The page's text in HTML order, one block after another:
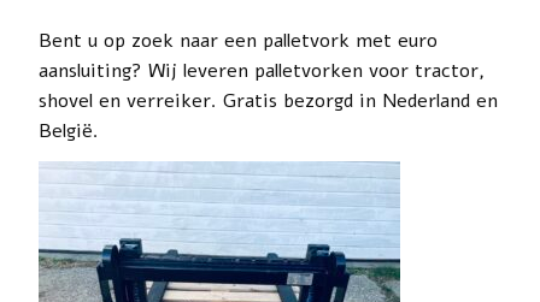
Bent u op zoek naar een palletvork met euro
aansluiting? Wij leveren palletvorken voor tractor,
shovel en verreiker. Gratis bezorgd in Nederland en
België.